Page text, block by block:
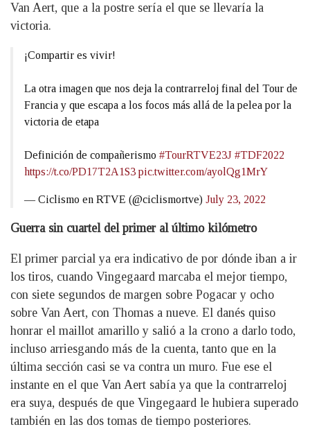
Van Aert, que a la postre sería el que se llevaría la
victoria.
¡Compartir es vivir!
La otra imagen que nos deja la contrarreloj final del Tour de
Francia y que escapa a los focos más allá de la pelea por la
victoria de etapa
Definición de compañerismo #TourRTVE23J #TDF2022
https://t.co/PD17T2A1S3 pic.twitter.com/ayolQg1MrY
— Ciclismo en RTVE (@ciclismortve) July 23, 2022
Guerra sin cuartel del primer al último kilómetro
El primer parcial ya era indicativo de por dónde iban a ir
los tiros, cuando Vingegaard marcaba el mejor tiempo,
con siete segundos de margen sobre Pogacar y ocho
sobre Van Aert, con Thomas a nueve. El danés quiso
honrar el maillot amarillo y salió a la crono a darlo todo,
incluso arriesgando más de la cuenta, tanto que en la
última sección casi se va contra un muro. Fue ese el
instante en el que Van Aert sabía ya que la contrarreloj
era suya, después de que Vingegaard le hubiera superado
también en las dos tomas de tiempo posteriores.